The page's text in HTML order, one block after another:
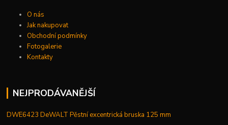
O nás
Jak nakupovat
Obchodní podmínky
Fotogalerie
Kontakty
NEJPRODÁVANĚJŠÍ
DWE6423 DeWALT Pěstní excentrická bruska 125 mm